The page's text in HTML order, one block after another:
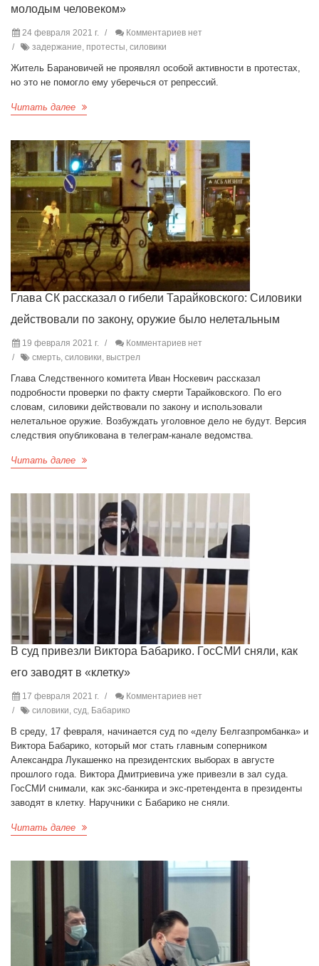
молодым человеком»
24 февраля 2021 г.
Комментариев нет
задержание, протесты, силовики
Житель Барановичей не проявлял особой активности в протестах,
но это не помогло ему уберечься от репрессий.
Читать далее
Глава СК рассказал о гибели Тарайковского: Силовики
действовали по закону, оружие было нелетальным
19 февраля 2021 г.
Комментариев нет
смерть, силовики, выстрел
Глава Следственного комитета Иван Носкевич рассказал
подробности проверки по факту смерти Тарайковского. По его
словам, силовики действовали по закону и использовали
нелетальное оружие. Возбуждать уголовное дело не будут. Версия
следствия опубликована в телеграм-канале ведомства.
Читать далее
В суд привезли Виктора Бабарико. ГосСМИ сняли, как
его заводят в «клетку»
17 февраля 2021 г.
Комментариев нет
силовики, суд, Бабарико
В среду, 17 февраля, начинается суд по «делу Белгазпромбанка» и
Виктора Бабарико, который мог стать главным соперником
Александра Лукашенко на президентских выборах в августе
прошлого года. Виктора Дмитриевича уже привезли в зал суда.
ГосСМИ снимали, как экс-банкира и экс-претендента в президенты
заводят в клетку. Наручники с Бабарико не сняли.
Читать далее